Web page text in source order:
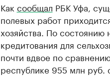
Как сообщал РБК Уфа,
полевых работ
хозяйства. По состоянию
кредитования для
почти вдвое по
республике 955 млн руб.